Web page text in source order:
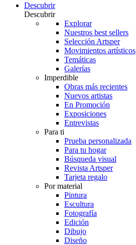
Descubrir
Descubrir
Explorar
Nuestros best sellers
Selección Artsper
Movimientos artísticos
Temáticas
Galerías
Imperdible
Obras más recientes
Nuevos artistas
En Promoción
Exposiciones
Entrevistas
Para ti
Prueba personalizada
Para tu hogar
Búsqueda visual
Revista Artsper
Tarjeta regalo
Por material
Pintura
Escultura
Fotografía
Edición
Dibujo
Diseño